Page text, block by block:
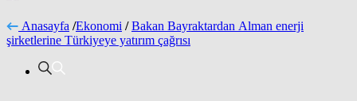
Anasayfa /Ekonomi / Bakan Bayraktardan Alman enerji
şirketlerine Türkiyeye yatırım çağrısı